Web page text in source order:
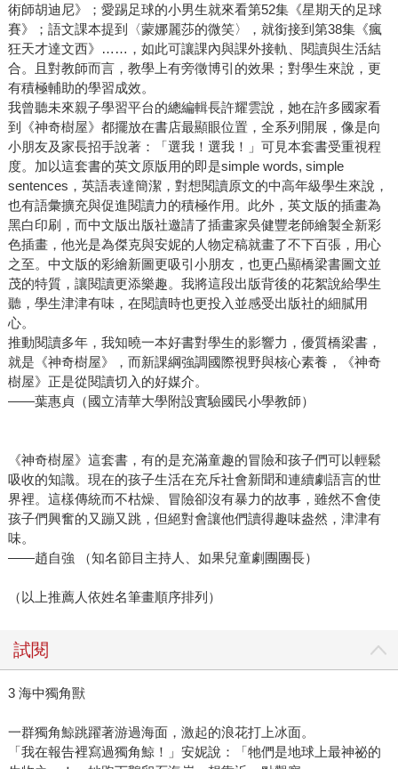
術師胡迪尼》；愛踢足球的小男生就來看第52集《星期天的足球
賽》；語文課本提到〈蒙娜麗莎的微笑〉，就銜接到第38集《瘋
狂天才達文西》……，如此可讓課內與課外接軌、閱讀與生活結
合。且對教師而言，教學上有旁徵博引的效果；對學生來說，更
有積極輔助的學習成效。
我曾聽未來親子學習平台的總編輯長許耀雲說，她在許多國家看
到《神奇樹屋》都擺放在書店最顯眼位置，全系列開展，像是向
小朋友及家長招手說著：「選我！選我！」可見本套書受重視程
度。加以這套書的英文原版用的即是simple words, simple
sentences，英語表達簡潔，對想閱讀原文的中高年級學生來說，
也有語彙擴充與促進閱讀力的積極作用。此外，英文版的插畫為
黑白印刷，而中文版出版社邀請了插畫家吳健豐老師繪製全新彩
色插畫，他光是為傑克與安妮的人物定稿就畫了不下百張，用心
之至。中文版的彩繪新圖更吸引小朋友，也更凸顯橋梁書圖文並
茂的特質，讓閱讀更添樂趣。我將這段出版背後的花絮說給學生
聽，學生津津有味，在閱讀時也更投入並感受出版社的細膩用
心。
推動閱讀多年，我知曉一本好書對學生的影響力，優質橋梁書，
就是《神奇樹屋》，而新課綱強調國際視野與核心素養，《神奇
樹屋》正是從閱讀切入的好媒介。
——葉惠貞（國立清華大學附設實驗國民小學教師）
《神奇樹屋》這套書，有的是充滿童趣的冒險和孩子們可以輕鬆
吸收的知識。現在的孩子生活在充斥社會新聞和連續劇語言的世
界裡。這樣傳統而不枯燥、冒險卻沒有暴力的故事，雖然不會使
孩子們興奮的又蹦又跳，但絕對會讓他們讀得趣味盎然，津津有
味。
——趙自強 （知名節目主持人、如果兒童劇團團長）
（以上推薦人依姓名筆畫順序排列）
試閱
3 海中獨角獸
一群獨角鯨跳躍著游過海面，激起的浪花打上冰面。
「我在報告裡寫過獨角鯨！」安妮說：「牠們是地球上最神祕的